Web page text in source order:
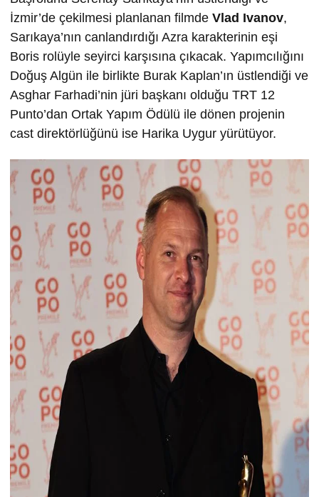
İzmir’de çekilmesi planlanan filmde Vlad Ivanov,
Sarıkaya’nın canlandırdığı Azra karakterinin eşi
Boris rolüyle seyirci karşısına çıkacak. Yapımcılığını
Doğuş Algün ile birlikte Burak Kaplan’ın üstlendiği ve
Asghar Farhadi’nin jüri başkanı olduğu TRT 12
Punto’dan Ortak Yapım Ödülü ile dönen projenin
cast direktörlüğünü ise Harika Uygur yürütüyor.